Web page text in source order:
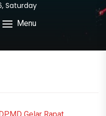
Saturday
Menu